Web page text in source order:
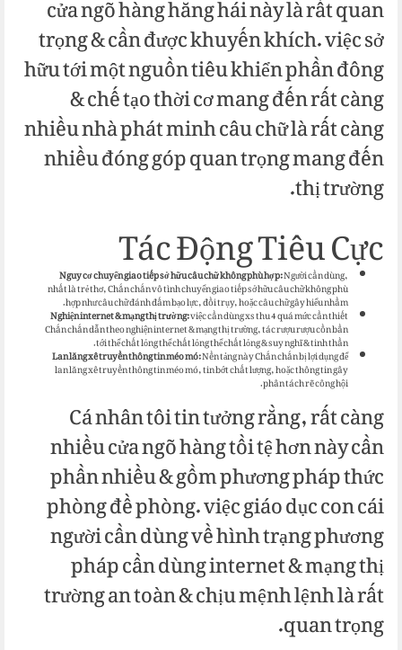
cửa ngõ hàng hăng hái này là rất quan
trọng & cần được khuyến khích. việc sở
hữu tới một nguồn tiêu khiển phần đông
& chế tạo thời cơ mang đến rất càng
nhiều nhà phát minh câu chữ là rất càng
nhiều đóng góp quan trọng mang đến
thị trường.
Tác Động Tiêu Cực
Nguy cơ chuyển giao tiếp sở hữu câu chữ không phù hợp:Người cần dùng,
nhất là trẻ thơ, Chắn chắn vô tình chuyển giao tiếp sở hữu câu chữ không phù
hợp như câu chữ đánh đấm bạo lực, đồi trụy, hoặc câu chữ gây hiểu nhầm.
Nghiện internet & mạng thị trường:việc cần dùng xs thu 4 quá mức cần thiết
Chắn chắn dẫn theo nghiện internet & mạng thị trường, tác rượu rượu cồn bần
tới thể chất lỏng thể chất lỏng thể chất lỏng & suy nghĩ & tinh thần.
Lan lăng xê truyền thông tin méo mó:Nền tảng này Chắn chắn bị lợi dụng để
lan lăng xê truyền thông tin méo mó, tin bớt chất lượng, hoặc thông tin gây
phân tách rẽ công hội.
Cá nhân tôi tin tưởng rằng, rất càng
nhiều cửa ngõ hàng tồi tệ hơn này cần
phần nhiều & gồm phương pháp thức
phòng đề phòng. việc giáo dục con cái
người cần dùng về hình trạng phương
pháp cần dùng internet & mạng thị
trường an toàn & chịu mệnh lệnh là rất
quan trọng.